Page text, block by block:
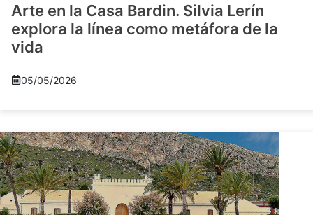
Arte en la Casa Bardin. Silvia Lerín
explora la línea como metáfora de la
vida
05/05/2026